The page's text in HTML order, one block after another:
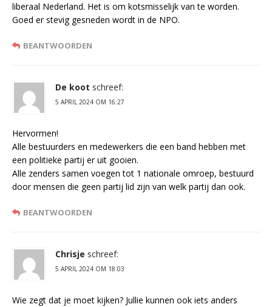
liberaal Nederland. Het is om kotsmisselijk van te worden.
Goed er stevig gesneden wordt in de NPO.
BEANTWOORDEN
De koot schreef:
5 APRIL 2024 OM 16:27
Hervormen!
Alle bestuurders en medewerkers die een band hebben met
een politieke partij er uit gooien.
Alle zenders samen voegen tot 1 nationale omroep, bestuurd
door mensen die geen partij lid zijn van welk partij dan ook.
BEANTWOORDEN
Chrisje schreef:
5 APRIL 2024 OM 18:03
Wie zegt dat je moet kijken? Jullie kunnen ook iets anders